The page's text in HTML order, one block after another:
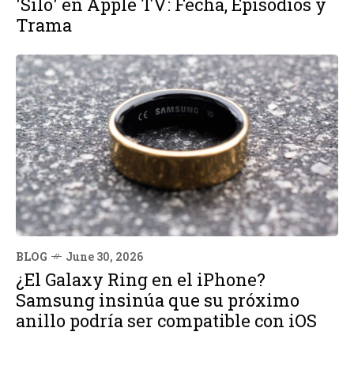
'Silo' en Apple TV: Fecha, Episodios y
Trama
BLOG June 30, 2026
¿El Galaxy Ring en el iPhone?
Samsung insinúa que su próximo
anillo podría ser compatible con iOS